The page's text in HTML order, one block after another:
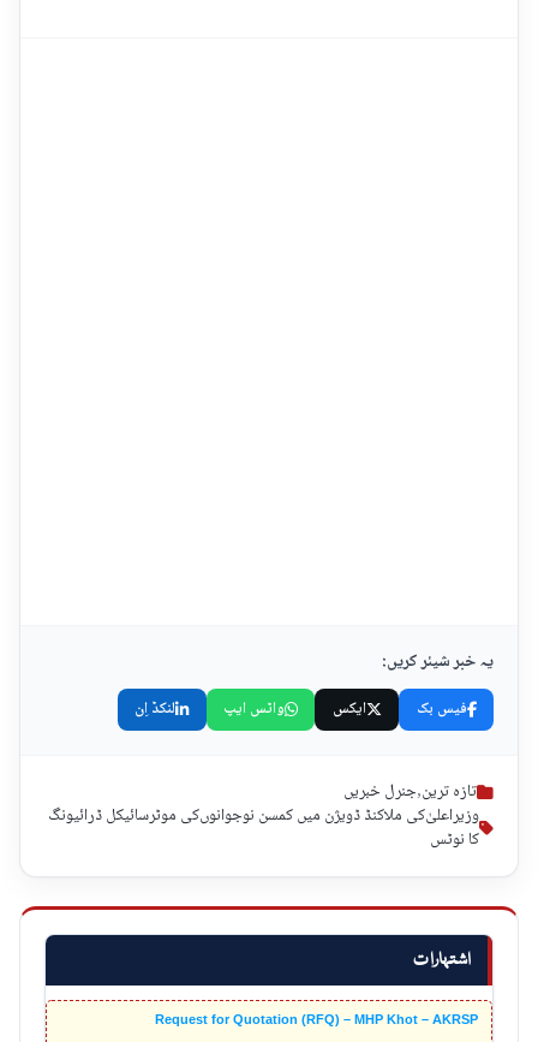
اشتہارات
Request for Quotation (RFQ) – MHP Khot – AKRSP
یہ خبر شیئر کریں:
فیس بک ایکس واٹس ایپ لنکڈ اِن
تازہ ترین,جنرل خبریں
وزیراعلیٰ‌کی ملاکنڈ ڈویژن میں کمسن نوجوانوں‌کی موٹرسائیکل ڈرائیونگ
کا نوٹس